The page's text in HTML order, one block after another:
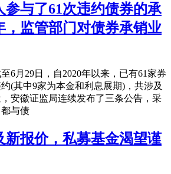
参与了61次违约债券的承
，监管部门对债券承销业
6月29日，自2020年以来，已有61家券
(其中9家为本金和利息展期)，共涉及
安徽证监局连续发布了三条公告，采
与债
新报价，私募基金渴望谨